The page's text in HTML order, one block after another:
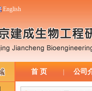
English
首 页 公司